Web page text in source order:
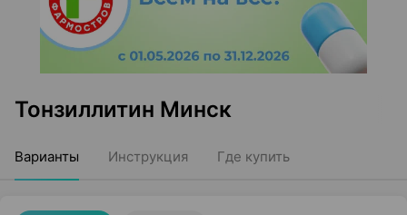
Тонзиллитин Минск
Варианты Инструкция Где купить